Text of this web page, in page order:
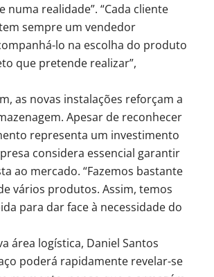
numa realidade”. “Cada cliente
sempre um vendedor
lo na escolha do produto
que pretende realizar”,
as novas instalações reforçam a
Apesar de reconhecer
representa um investimento
considera essencial garantir
ao mercado. “Fazemos bastante
vários produtos. Assim, temos
para dar face à necessidade do
área logística, Daniel Santos
poderá rapidamente revelar-se